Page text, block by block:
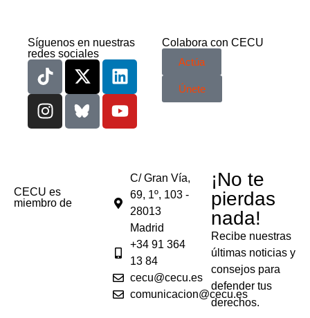
Síguenos en nuestras
redes sociales
Colabora con CECU
Actúa
Únete
CECU es
miembro de
C/ Gran Vía,
69, 1º, 103 -
28013
Madrid
+34 91 364
13 84
cecu@cecu.es
comunicacion@cecu.es
¡No te
pierdas
nada!
Recibe nuestras
últimas noticias y
consejos para
defender tus
derechos.